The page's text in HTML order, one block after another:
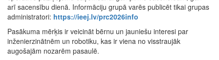
arī sacensību dienā. Informāciju grupā varēs publicēt tikai grupas
administratori: https://ieej.lv/prc2026info
Pasākuma mērķis ir veicināt bērnu un jauniešu interesi par
inženierzinātnēm un robotiku, kas ir viena no visstraujāk
augošajām nozarēm pasaulē.